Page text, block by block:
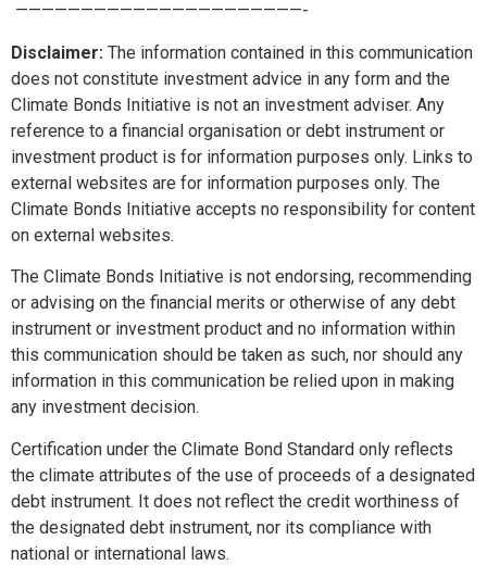
——————————————————————-
Disclaimer: The information contained in this communication
does not constitute investment advice in any form and the
Climate Bonds Initiative is not an investment adviser. Any
reference to a financial organisation or debt instrument or
investment product is for information purposes only. Links to
external websites are for information purposes only. The
Climate Bonds Initiative accepts no responsibility for content
on external websites.
The Climate Bonds Initiative is not endorsing, recommending
or advising on the financial merits or otherwise of any debt
instrument or investment product and no information within
this communication should be taken as such, nor should any
information in this communication be relied upon in making
any investment decision.
Certification under the Climate Bond Standard only reflects
the climate attributes of the use of proceeds of a designated
debt instrument. It does not reflect the credit worthiness of
the designated debt instrument, nor its compliance with
national or international laws.